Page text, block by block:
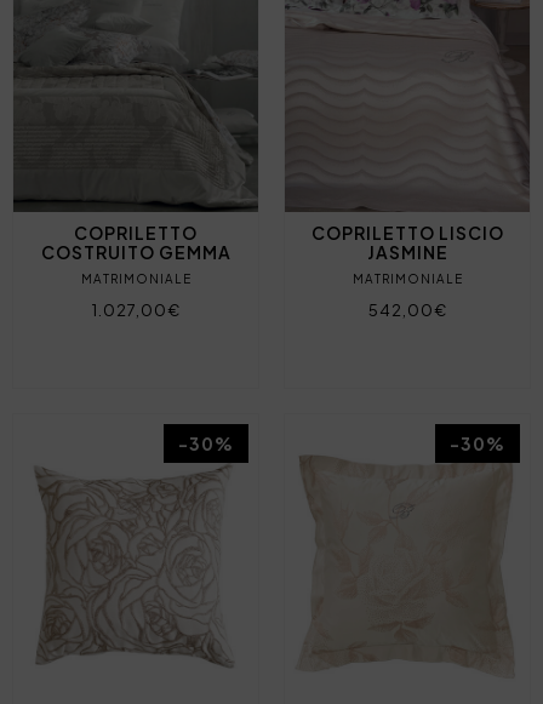
COPRILETTO
COSTRUITO GEMMA
MATRIMONIALE
1.027,00€
COPRILETTO LISCIO
JASMINE
MATRIMONIALE
542,00€
-30% -30%